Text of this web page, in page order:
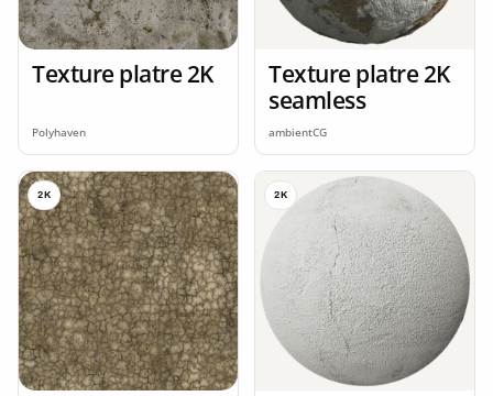
Texture platre 2K
Polyhaven
Texture platre 2K
seamless
ambientCG
2K 2K